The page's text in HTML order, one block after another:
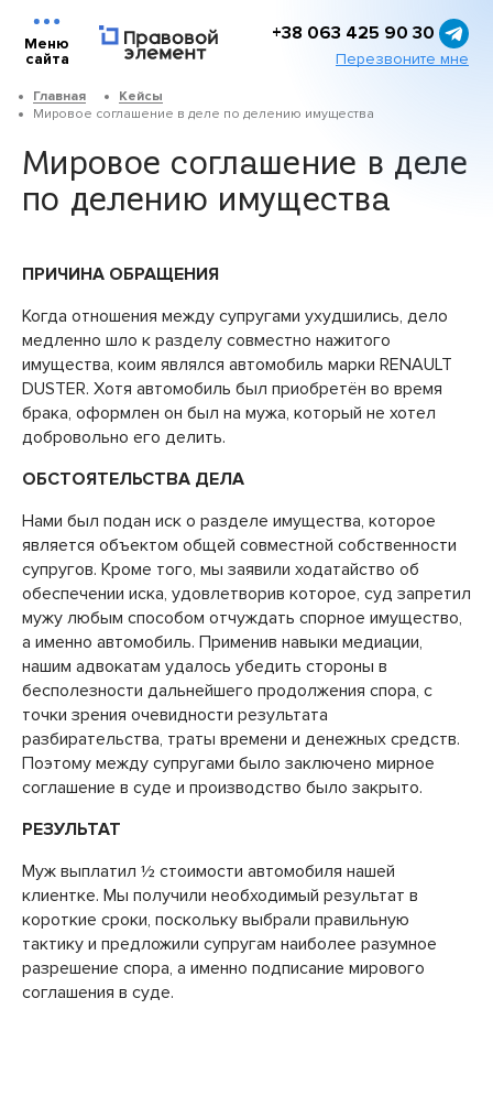
Меню
сайта
+38 063 425 90 30
Перезвоните мне
Главная
Кейсы
Мировое соглашение в деле по делению имущества
Мировое соглашение в деле
по делению имущества
ПРИЧИНА ОБРАЩЕНИЯ
Когда отношения между супругами ухудшились, дело
медленно шло к разделу совместно нажитого
имущества, коим являлся автомобиль марки RENAULT
DUSTER. Хотя автомобиль был приобретён во время
брака, оформлен он был на мужа, который не хотел
добровольно его делить.
ОБСТОЯТЕЛЬСТВА ДЕЛА
Нами был подан иск о разделе имущества, которое
является объектом общей совместной собственности
супругов. Кроме того, мы заявили ходатайство об
обеспечении иска, удовлетворив которое, суд запретил
мужу любым способом отчуждать спорное имущество,
а именно автомобиль. Применив навыки медиации,
нашим адвокатам удалось убедить стороны в
бесполезности дальнейшего продолжения спора, с
точки зрения очевидности результата
разбирательства, траты времени и денежных средств.
Поэтому между супругами было заключено мирное
соглашение в суде и производство было закрыто.
РЕЗУЛЬТАТ
Муж выплатил ½ стоимости автомобиля нашей
клиентке. Мы получили необходимый результат в
короткие сроки, поскольку выбрали правильную
тактику и предложили супругам наиболее разумное
разрешение спора, а именно подписание мирового
соглашения в суде.